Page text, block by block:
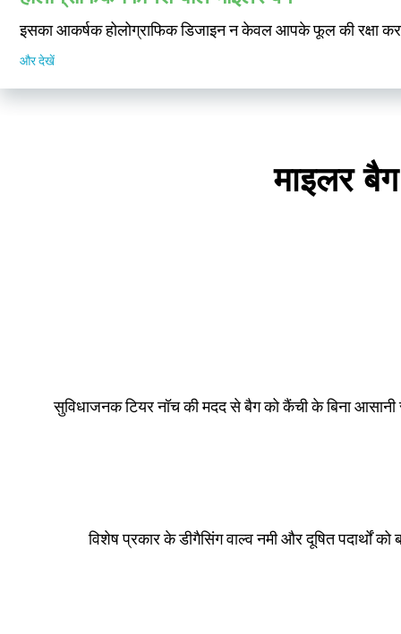
इसका आकर्षक होलोग्राफिक डिजाइन न केवल आपके फूल की रक्षा
और देखें
माइलर
सुविधाजनक टियर नॉच की मदद से बैग को कैंची के बिना
विशेष प्रकार के डीगैसिंग वाल्व नमी और दूषित पदार्थों